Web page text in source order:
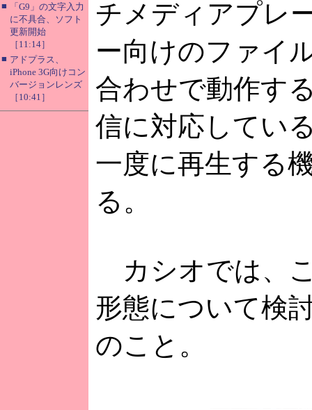
■
「G9」の文字入力
に不具合、ソフト
更新開始
［11:14］
■ アドプラス、
iPhone 3G向けコン
バージョンレンズ
［10:41］
チメディアプレ
ー向けのファイ
合わせで動作す
信に対応してい
一度に再生する
る。
カシオでは、
形態について検
のこと。